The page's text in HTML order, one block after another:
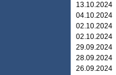
13.10.2024
04.10.2024
02.10.2024
02.10.2024
29.09.2024
28.09.2024
26.09.2024